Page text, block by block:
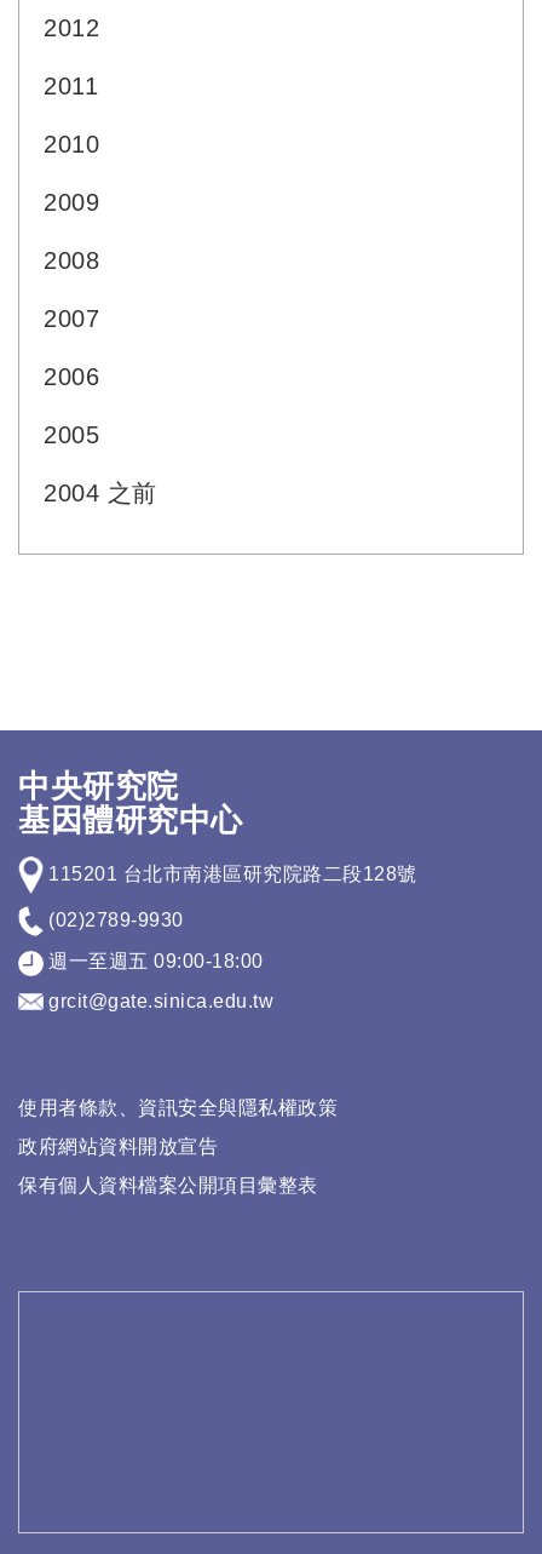
2012
2011
2010
2009
2008
2007
2006
2005
2004 之前
中央研究院
基因體研究中心
115201 台北市南港區研究院路二段128號
(02)2789-9930
週一至週五 09:00-18:00
grcit@gate.sinica.edu.tw
使用者條款、資訊安全與隱私權政策
政府網站資料開放宣告
保有個人資料檔案公開項目彙整表